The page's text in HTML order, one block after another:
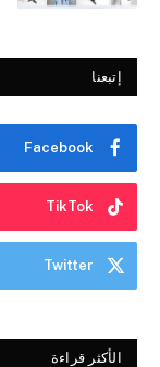
إتبعنا
Facebook
TikTok
Twitter
الأكثر قراءة